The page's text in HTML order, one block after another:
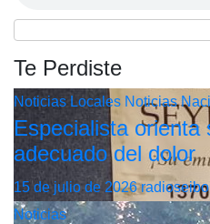
Te Perdiste
Noticias Locales Noticias
Especialista orienta
adecuado del dolor
15 de julio de 2026
Noticias